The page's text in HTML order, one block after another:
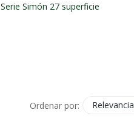
Serie Simón 27 superficie
Ordenar por: Relevancia